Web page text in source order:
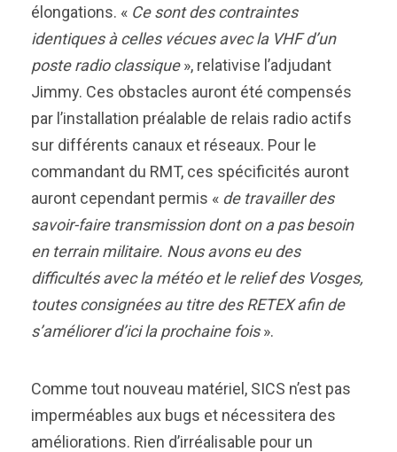
élongations. « Ce sont des contraintes
identiques à celles vécues avec la VHF d’un
poste radio classique», relativise l’adjudant
Jimmy. Ces obstacles auront été compensés
par l’installation préalable de relais radio actifs
sur différents canaux et réseaux. Pour le
commandant du RMT, ces spécificités auront
auront cependant permis « de travailler des
savoir-faire transmission dont on a pas besoin
en terrain militaire. Nous avons eu des
difficultés avec la météo et le relief des Vosges,
toutes consignées au titre des RETEX afin de
s’améliorer d’ici la prochaine fois».
Comme tout nouveau matériel, SICS n’est pas
imperméables aux bugs et nécessitera des
améliorations. Rien d’irréalisable pour un